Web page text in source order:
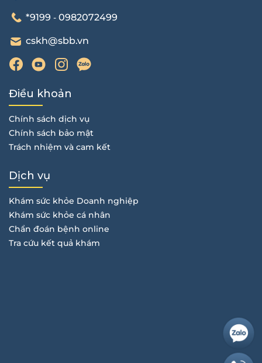
*9199 - 0982072499
cskh@sbb.vn
Điều khoản
Chính sách dịch vụ
Chính sách bảo mật
Trách nhiệm và cam kết
Dịch vụ
Khám sức khỏe Doanh nghiệp
Khám sức khỏe cá nhân
Chẩn đoán bệnh online
Tra cứu kết quả khám